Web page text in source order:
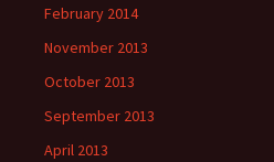
February 2014
November 2013
October 2013
September 2013
April 2013